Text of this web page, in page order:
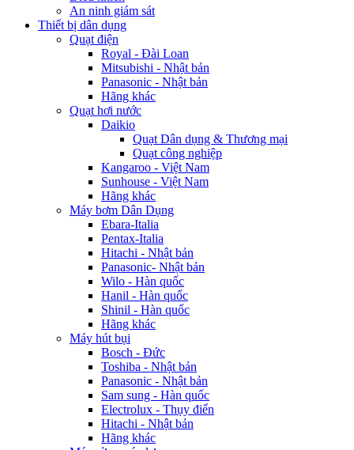
An ninh giám sát
Thiết bị dân dụng
Quạt điện
Royal - Đài Loan
Mitsubishi - Nhật bản
Panasonic - Nhật bản
Hãng khác
Quạt hơi nước
Daikio
Quạt Dân dụng & Thương mại
Quạt công nghiệp
Kangaroo - Việt Nam
Sunhouse - Việt Nam
Hãng khác
Máy bơm Dân Dụng
Ebara-Italia
Pentax-Italia
Hitachi - Nhật bản
Panasonic- Nhật bản
Wilo - Hàn quốc
Hanil - Hàn quốc
Shinil - Hàn quốc
Hãng khác
Máy hút bụi
Bosch - Đức
Toshiba - Nhật bản
Panasonic - Nhật bản
Sam sung - Hàn quốc
Electrolux - Thụy điển
Hitachi - Nhật bản
Hãng khác